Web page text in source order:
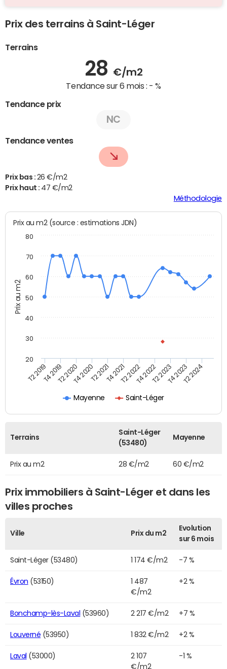
Prix des terrains à Saint-Léger
Terrains
28 €/m2
Tendance sur 6 mois : - %
Tendance prix
NC
Tendance ventes
Prix bas : 26 €/m2
Prix haut : 47 €/m2
Méthodologie
Prix au m2
Prix au m2 (source : estimations JDN)
Mayenne Saint-Léger
T2 2019T4 2019T2 2020T4 2020T2 2021T4 2021T2 2022T4 2022T2 2023T4 2023T2 2024
20
30
40
50
60
70
80
Terrains
Saint-Léger
(53480)
Mayenne
Prix au m2 28 €/m2 60 €/m2
Prix immobiliers à Saint-Léger et dans les
villes proches
Ville Prix du m2
Evolution
sur 6 mois
Saint-Léger (53480) 1 174 €/m2 -7 %
Évron (53150)
1 487
€/m2
+2 %
Bonchamp-lès-Laval (53960) 2 217 €/m2 +7 %
Louverné (53950) 1 832 €/m2 +2 %
Laval (53000)
2 107
€/m2
-1 %